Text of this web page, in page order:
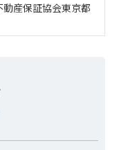
産保証協会東京都